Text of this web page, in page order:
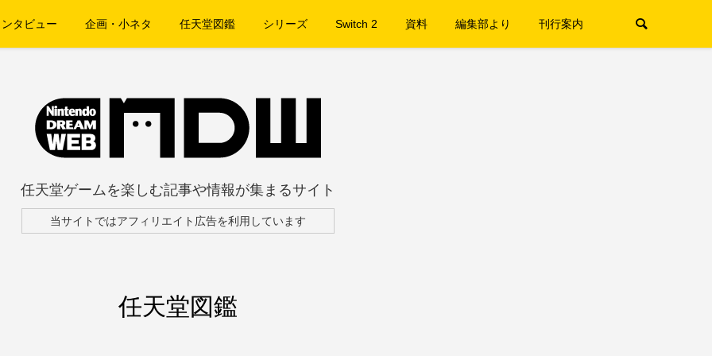
ンタビュー 企画・小ネタ 任天堂図鑑 シリーズ Switch 2 資料 編集部より 刊行案内
任天堂ゲームを楽しむ記事や情報が集まるサイト
当サイトではアフィリエイト広告を利用しています
任天堂図鑑